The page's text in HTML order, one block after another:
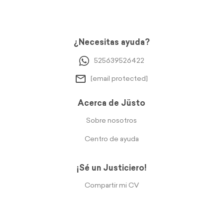
¿Necesitas ayuda?
525639526422
[email protected]
Acerca de Jüsto
Sobre nosotros
Centro de ayuda
¡Sé un Justiciero!
Compartir mi CV